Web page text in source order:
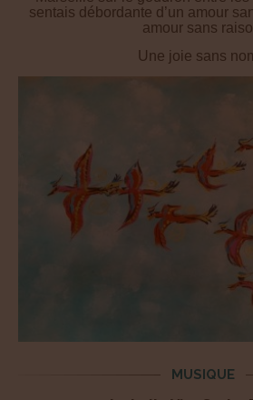
Une joie sans
La belle Vie- Sacha